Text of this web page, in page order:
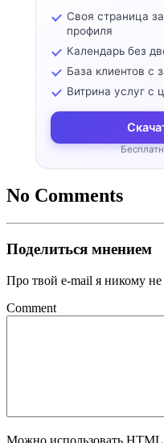
Своя страница
профиля
Календарь без
База клиентов с
Витрина услуг с
No Comments
Поделиться мнением
Про твой e-mail я никому
Comment
Можно использовать HTML